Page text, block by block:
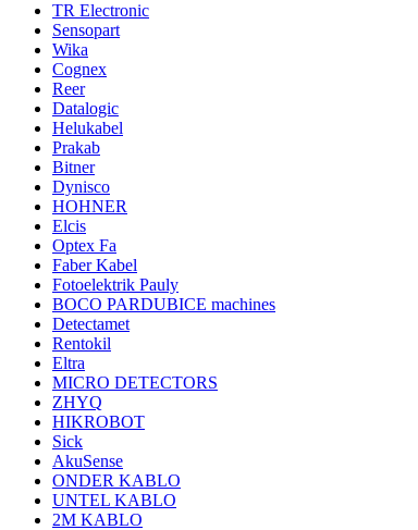
TR Electronic
Sensopart
Wika
Cognex
Reer
Datalogic
Helukabel
Prakab
Bitner
Dynisco
HOHNER
Elcis
Optex Fa
Faber Kabel
Fotoelektrik Pauly
BOCO PARDUBICE machines
Detectamet
Rentokil
Eltra
MICRO DETECTORS
ZHYQ
HIKROBOT
Sick
AkuSense
ONDER KABLO
UNTEL KABLO
2M KABLO